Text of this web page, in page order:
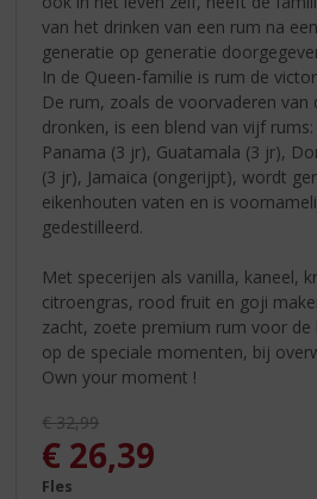
van het drinken van een rum na
generatie op generatie
In de Queen-familie is rum de
De rum, zoals de voorvaderen van
dronken, is een blend van vijf
Panama (3 jr), Guatamala (3 jr),
(3 jr), Jamaica (ongerijpt), wordt
eikenhouten vaten en is
gedestilleerd.
Met specerijen als vanilla, kaneel,
citroengras, rood fruit en goji
zacht, zoete premium rum voor de
op de speciale momenten, bij
Own your moment !
Originele prijs was:
€32,99
, Huidige prijs is:
€ 26,39
Fles